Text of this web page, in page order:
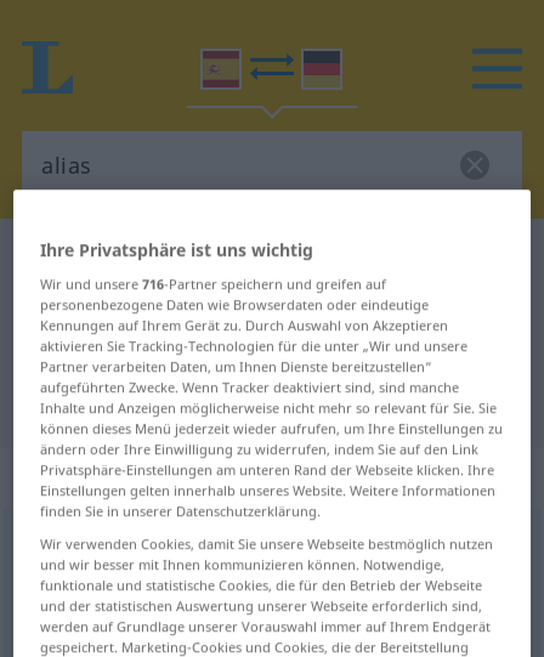
Spanisch-Deutsch Wörterbuch
Spanisch-Deutsch Übersetzung für
"alias"
"alias" Deutsch Übersetzung
„alias“: adverbio
alias [ˈalĭas]adv
Übersicht aller Übersetzungen
(Für mehr Details die Übersetzung anklicken/antippen)
Ihre Privatsphäre ist uns wichtig
Wir und unsere716-Partner speichern und greifen auf
personenbezogene Daten wie Browserdaten oder eindeutige
Kennungen auf Ihrem Gerät zu. Durch Auswahl von Akzeptieren
aktivieren Sie Tracking-Technologien für die unter „Wir und unsere
Partner verarbeiten Daten, um Ihnen Dienste bereitzustellen“
aufgeführten Zwecke. Wenn Tracker deaktiviert sind, sind manche
Inhalte und Anzeigen möglicherweise nicht mehr so relevant für Sie. Sie
können dieses Menü jederzeit wieder aufrufen, um Ihre Einstellungen zu
ändern oder Ihre Einwilligung zu widerrufen, indem Sie auf den Link
Privatsphäre-Einstellungen am unteren Rand der Webseite klicken. Ihre
Einstellungen gelten innerhalb unseres Website. Weitere Informationen
finden Sie in unserer Datenschutzerklärung.
Wir verwenden Cookies, damit Sie unsere Webseite bestmöglich nutzen
und wir besser mit Ihnen kommunizieren können. Notwendige,
funktionale und statistische Cookies, die für den Betrieb der Webseite
und der statistischen Auswertung unserer Webseite erforderlich sind,
werden auf Grundlage unserer Vorauswahl immer auf Ihrem Endgerät
gespeichert. Marketing-Cookies und Cookies, die der Bereitstellung